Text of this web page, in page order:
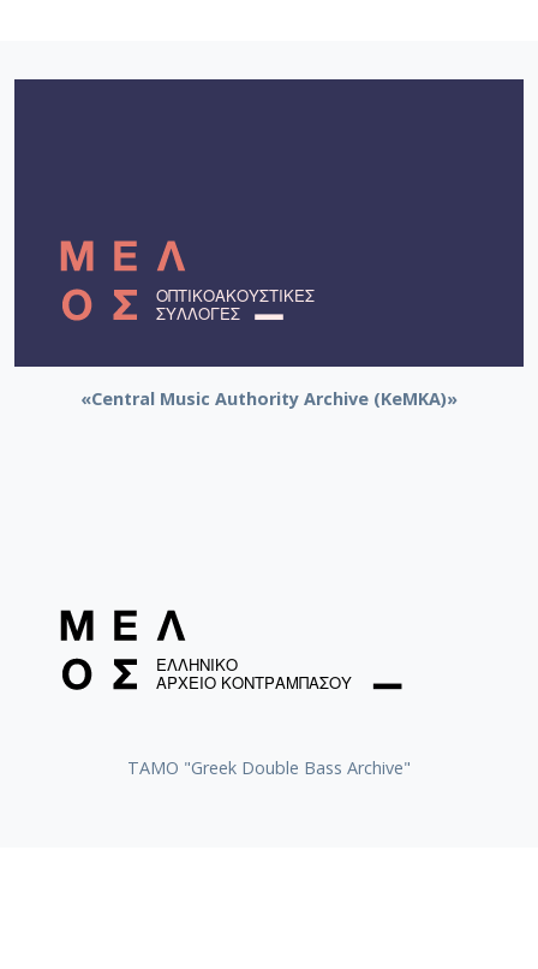
«Central Music Authority Archive (KeMKA)»
ΤΑΜΟ "Greek Double Bass Archive"